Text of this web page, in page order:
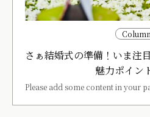
Column
さぁ結婚式の準備！いま注
魅力ポイン
Please add some content in your